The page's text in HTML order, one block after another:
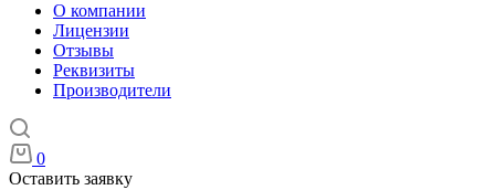
О компании
Лицензии
Отзывы
Реквизиты
Производители
0
Оставить заявку